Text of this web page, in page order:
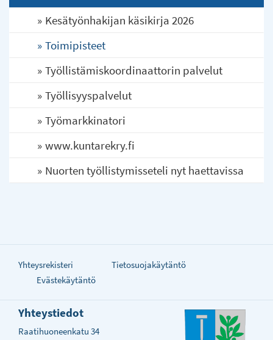
Kesätyönhakijan käsikirja 2026
Toimipisteet
Työllistämiskoordinaattorin palvelut
Työllisyyspalvelut
Työmarkkinatori
www.kuntarekry.fi
Nuorten työllistymisseteli nyt haettavissa
Yhteysrekisteri
Tietosuojakäytäntö
Evästekäytäntö
Yhteystiedot
Raatihuoneenkatu 34